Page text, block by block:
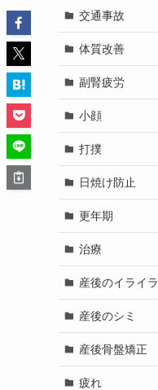
交通事故
体質改善
副腎疲労
小顔
打撲
日焼け防止
更年期
治療
産後のイライラ
産後のシミ
産後骨盤矯正
疲れ